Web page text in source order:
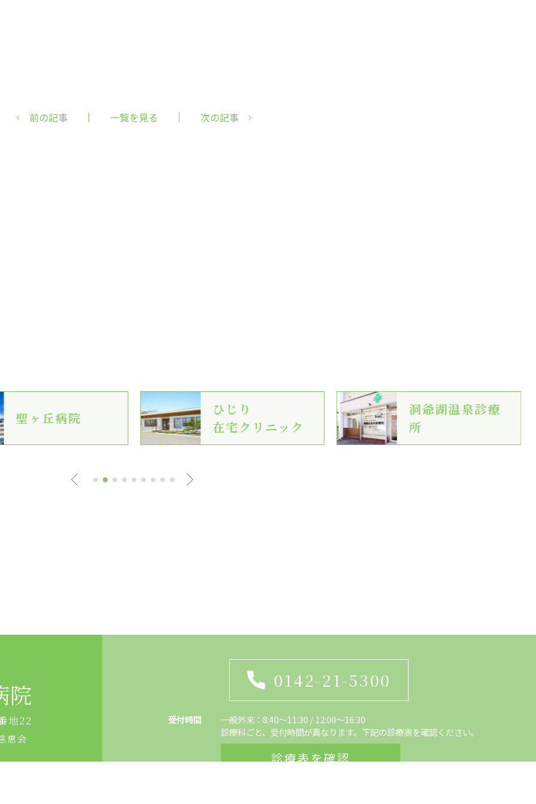
前の記事 一覧を見る 次の記事
聖ヶ丘病院
ひじり
在宅クリニック
洞爺湖温泉診療
所
院
地22
恵会
0142-21-5300
受付時間 一般外来：8:40～11:30 /12:00〜16:30
診療科ごと、受付時間が異なります。下記の診療表を確認ください。
診療表を確認